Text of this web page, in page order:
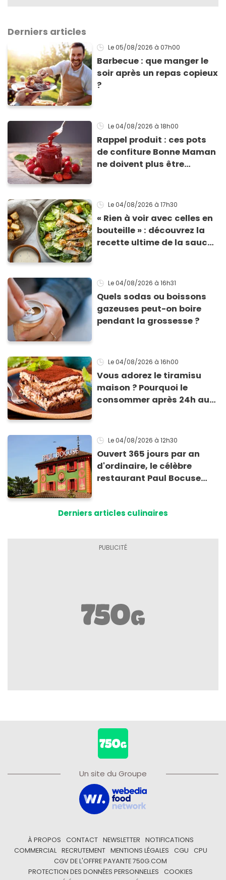
Derniers articles
Le 05/08/2026 à 07h00
Barbecue : que manger le
soir après un repas copieux
?
Le 04/08/2026 à 18h00
Rappel produit : ces pots
de confiture Bonne Maman
ne doivent plus être
morceaux de verre
Le 04/08/2026 à 17h30
« Rien à voir avec celles en
bouteille » : découvrez la
recette ultime de la sauce
Le 04/08/2026 à 16h31
Quels sodas ou boissons
gazeuses peut-on boire
pendant la grossesse ?
Le 04/08/2026 à 16h00
Vous adorez le tiramisu
maison ? Pourquoi le
consommer après 24h au
Le 04/08/2026 à 12h30
Ouvert 365 jours par an
d'ordinaire, le célèbre
restaurant Paul Bocuse
Derniers articles culinaires
Un site du Groupe
À PROPOS CONTACT NEWSLETTER
NOTIFICATIONS
COMMERCIAL
RECRUTEMENT MENTIONS LÉGALES CGU
CPU
CGV DE L'OFFRE PAYANTE 750G.COM
PROTECTION DES DONNÉES PERSONNELLES
COOKIES